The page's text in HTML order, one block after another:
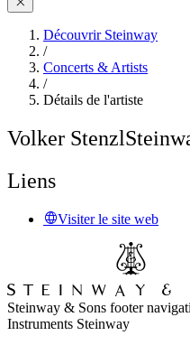
Découvrir Steinway
/
Concerts & Artists
/
Détails de l'artiste
Volker Stenzl
Liens
Visiter le site web
Steinway & Sons footer
Instruments Steinway